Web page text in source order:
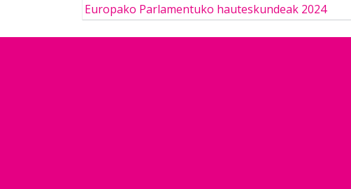
Europako Parlamentuko hauteskundeak 2024